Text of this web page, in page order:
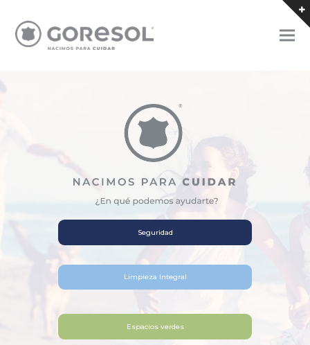
Limpieza Integral
Espacios verdes
Seguridad